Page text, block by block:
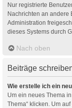
Nur registrierte
Nachrichten an andere
Administration
dieses Systems durch
Nach oben
Beiträge
Wie erstelle ich ein
Um ein neues Thema
Thema“ klicken. Um